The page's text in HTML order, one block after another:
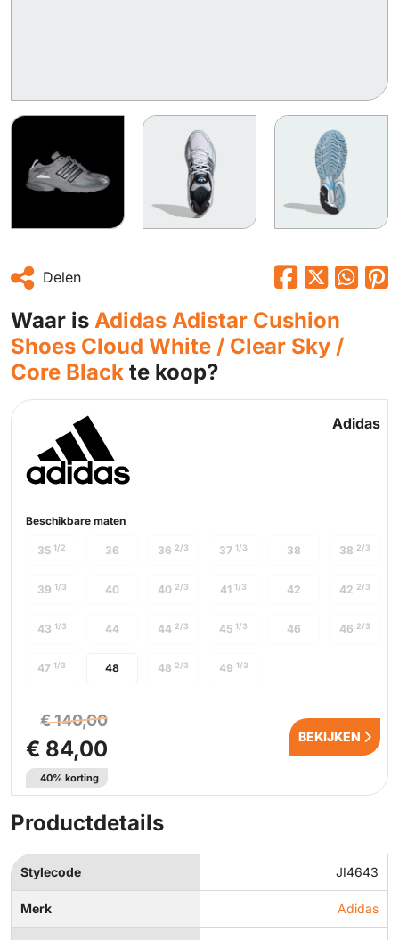
Delen
Waar is Adidas Adistar Cushion
Shoes Cloud White / Clear Sky /
Core Black te koop?
Adidas
Beschikbare maten
48
35 1/2 36 36 2/3 37 1/3 38 38 2/3
39 1/3 40 40 2/3 41 1/3 42 42 2/3
43 1/3 44 44 2/3 45 1/3 46 46 2/3
47 1/3 48 2/3 49 1/3
€ 140,00
€ 84,00
40% korting
BEKIJKEN
Productdetails
Stylecode JI4643
Merk Adidas